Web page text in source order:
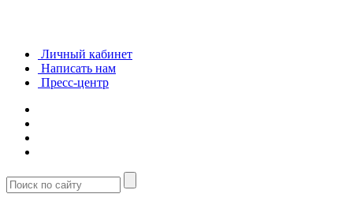
Личный кабинет
Написать нам
Пресс-центр